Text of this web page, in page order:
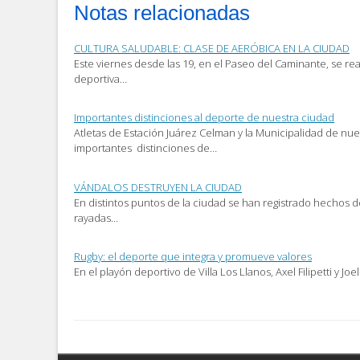
correo
electrónico
amigo
(Se
abre
en
Facebook
(Se
una
ventana
nueva)
Twitter
(Se
una
ventana
nueva)
Notas relacionadas
CULTURA SALUDABLE: CLASE DE AERÓBICA EN LA CIUDAD
Este viernes desde las 19, en el Paseo del Caminante, se
deportiva…
Importantes distinciones al deporte de nuestra ciudad
Atletas de Estación Juárez Celman y la Municipalidad de
importantes distinciones de…
VÁNDALOS DESTRUYEN LA CIUDAD
En distintos puntos de la ciudad se han registrado hechos
rayadas…
Rugby: el deporte que integra y promueve valores
En el playón deportivo de Villa Los Llanos, Axel Filipetti y
Post